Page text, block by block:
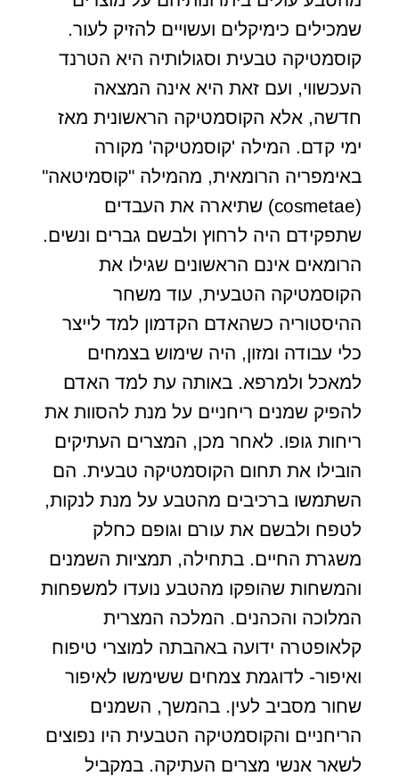
שמכילים כימיקלים ועשויים להזיק לעור.
קוסמטיקה טבעית וסגולותיה היא הטרנד
העכשווי, ועם זאת היא אינה המצאה
חדשה, אלא הקוסמטיקה הראשונית מאז
ימי קדם. המילה 'קוסמטיקה' מקורה
באימפריה הרומאית, מהמילה "קוסמיטאה"
(cosmetae) שתיארה את העבדים
שתפקידם היה לרחוץ ולבשם גברים ונשים.
הרומאים אינם הראשונים שגילו את
הקוסמטיקה הטבעית, עוד משחר
ההיסטוריה כשהאדם הקדמון למד לייצר
כלי עבודה ומזון, היה שימוש בצמחים
למאכל ולמרפא. באותה עת למד האדם
להפיק שמנים ריחניים על מנת להסוות את
ריחות גופו. לאחר מכן, המצרים העתיקים
הובילו את תחום הקוסמטיקה טבעית. הם
השתמשו ברכיבים מהטבע על מנת לנקות,
לטפח ולבשם את עורם וגופם כחלק
משגרת החיים. בתחילה, תמציות השמנים
והמשחות שהופקו מהטבע נועדו למשפחות
המלוכה והכהנים. המלכה המצרית
קלאופטרה ידועה באהבתה למוצרי טיפוח
ואיפור- לדוגמת צמחים ששימשו לאיפור
שחור מסביב לעין. בהמשך, השמנים
הריחניים והקוסמטיקה הטבעית היו נפוצים
לשאר אנשי מצרים העתיקה. במקביל